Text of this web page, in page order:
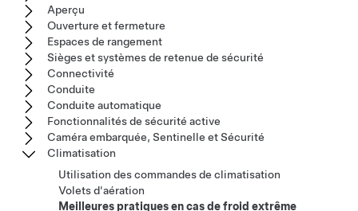
Aperçu
Ouverture et fermeture
Espaces de rangement
Sièges et systèmes de retenue de sécurité
Connectivité
Conduite
Conduite automatique
Fonctionnalités de sécurité active
Caméra embarquée, Sentinelle et Sécurité
Climatisation
Utilisation des commandes de climatisation
Volets d'aération
Meilleures pratiques en cas de froid extrême